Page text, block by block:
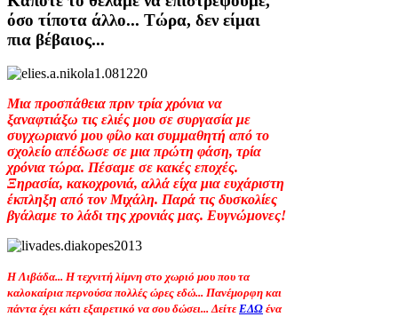
όσο τίποτα άλλο... Τώρα, δεν είμαι
πια βέβαιος...
Μια προσπάθεια πριν τρία χρόνια να
ξαναφτιάξω τις ελιές μου σε συργασία με
συγχωριανό μου φίλο και συμμαθητή από το
σχολείο απέδωσε σε μια πρώτη φάση, τρία
χρόνια τώρα. Πέσαμε σε κακές εποχές.
Ξηρασία, κακοχρονιά, αλλά είχα μια ευχάριστη
έκπληξη από τον Μιχάλη. Παρά τις δυσκολίες
βγάλαμε το λάδι της χρονιάς μας. Ευγνώμονες!
Η Λιβάδα... Η τεχνιτή λίμνη στο χωριό μου που τα
καλοκαίρια περνούσα πολλές ώρες εδώ... Πανέμορφη και
πάντα έχει κάτι εξαιρετικό να σου δώσει... Δείτε ΕΔΩ ένα